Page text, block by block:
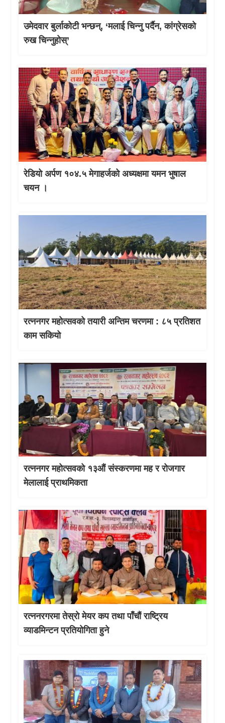
उमेदवार बुर्लाकोटी भन्छन्, ‘मलाई चिन्नु पर्दैन, कांग्रेसको
रुख चिन्नुहोस्’
रेडियो अर्पण १०४.५ मेगाहर्जको अध्यक्षमा यमन भुषाल
चयन ।
रत्ननगर महोत्सवको तयारी अन्तिम चरणमा : ८५ प्रतिशत
काम सकियो
रत्ननगर महोत्सवको १३औं संस्करणमा मह र रोजगार
मेलालाई प्राथमिकता
रत्ननरगरमा तेस्राे मेयर कप तथा पाँचौं राष्ट्रिय
व्याडमिन्टन प्रतियोगिता हुने